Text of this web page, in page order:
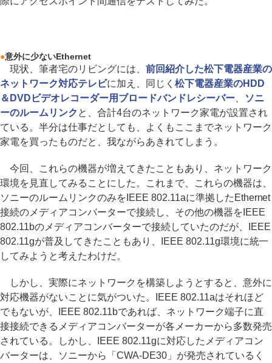
●意外に少ないEthernet
現状、筆者宅のリビングには、 前回紹介した松下電器産業の
ネットワーク対応テレビに加え、同じく 松下電器産業のHDD
＆DVDビデオレコーダー用ブロードバンドレシーバー、
ソニ
ーのルームリンク と、合計4台のネットワーク家電が設置され
ている。半分は仕事だとしても、よくもここまでネットワーク
家電を買ったものだと、我ながらあきれてしまう。
今回、これらの機器が増えてきたこともあり、ネットワーク
環境を見直してみることにした。これまで、これらの機器は、
ソニーのルームリンクのみをIEEE 802.11aに準拠したEthernet
接続のメディアコンバーターで接続し、その他の機器をIEEE
802.11bのメディアコンバーターで接続していたのだが、IEEE
802.11gが普及してきたこともあり、IEEE 802.11g環境に統一
してみようと考えたわけだ。
しかし、実際にネットワークを構築しようとすると、意外に
対応機器がないことに気がついた。IEEE 802.11aはそれほど
でもないが、IEEE 802.11bであれば、ネットワーク端子に直
接接続できるメディアコンバーターが各メーカーから多数発売
されている。しかし、IEEE 802.11gに対応したメディアコン
バーターは、ソニーから「CWA-DE30」が発売されているく